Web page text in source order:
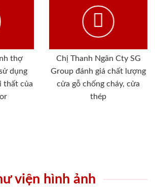
thợ
dụng
thất của
Chị Thanh Ngân Cty SG
Group đánh giá chất lượng
cửa gỗ chống cháy, cửa
thép
viện hình ảnh